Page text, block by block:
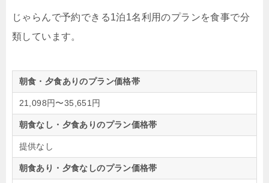
じゃらんで予約できる1泊1名利用のプランを食事で分
類しています。
朝食・夕食ありのプラン価格帯
21,098円〜35,651円
朝食なし・夕食ありのプラン価格帯
提供なし
朝食あり・夕食なしのプラン価格帯